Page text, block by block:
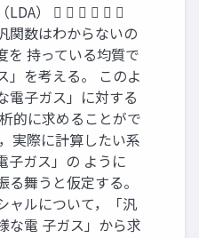
LDA）      
関数はわからないの
を 持っている均質で
」を考える。 このよ
電子ガス」に対する
的に求めることがで
実際に計算したい系
子ガス」の ように
る舞うと仮定する。
ャルについて，「汎
な電 子ガス」から求